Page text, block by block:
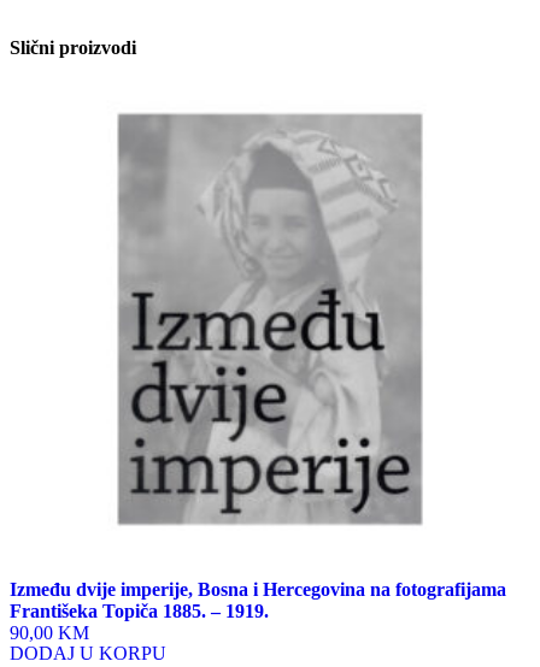
Slični proizvodi
Između dvije imperije, Bosna i Hercegovina na fotografijama
Františeka Topiča 1885. – 1919.
90,00 KM
DODAJ U KORPU